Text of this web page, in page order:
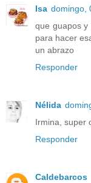
Isa domingo,
que guapos y
para hacer
un abrazo
Responder
Nélida
Irmina, super
Responder
Caldebarcos